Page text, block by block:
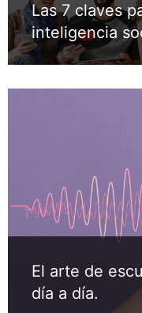
Las 7 claves
inteligencia
El arte de
día a día.